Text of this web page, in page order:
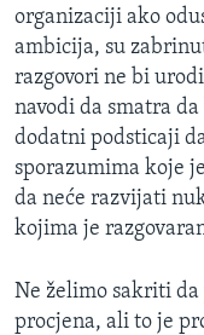
organizaciji ako
ambicija, su
razgovori ne bi
navodi da smatra
dodatni podsticaji
sporazumima koje
da neće razvijati
kojima je
Ne želimo sakriti
procjena, ali to je